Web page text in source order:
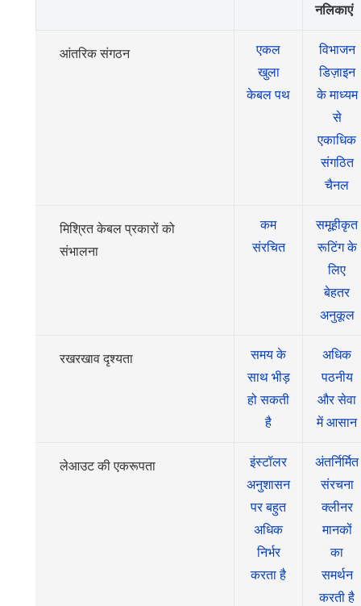
नलिकाएं
आंतरिक संगठन
एकल
खुला
केबल पथ
विभाजन
डिज़ाइन
के माध्यम
से
एकाधिक
संगठित
चैनल
मिश्रित केबल प्रकारों को
संभालना
कम
संरचित
समूहीकृत
रूटिंग के
लिए
बेहतर
अनुकूल
रखरखाव दृश्यता
समय के
साथ भीड़
हो सकती
है
अधिक
पठनीय
और सेवा
में आसान
लेआउट की एकरूपता
इंस्टॉलर
अनुशासन
पर बहुत
अधिक
निर्भर
करता है
अंतर्निर्मित
संरचना
क्लीनर
मानकों
का
समर्थन
करती है